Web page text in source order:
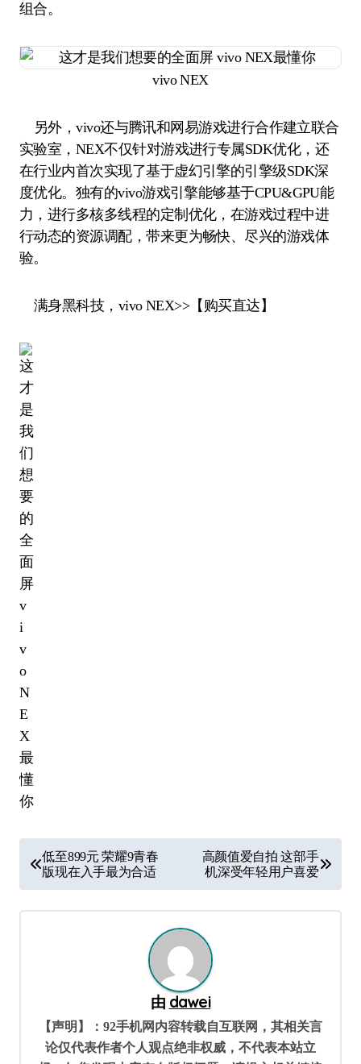
组合。
vivo NEX
另外，vivo还与腾讯和网易游戏进行合作建立联合
实验室，NEX不仅针对游戏进行专属SDK优化，还
在行业内首次实现了基于虚幻引擎的引擎级SDK深
度优化。独有的vivo游戏引擎能够基于CPU&GPU能
力，进行多核多线程的定制优化，在游戏过程中进
行动态的资源调配，带来更为畅快、尽兴的游戏体
验。
满身黑科技，vivo NEX>>【购买直达】
章
导
低至899元 荣耀9青春
版现在入手最为合适
高颜值爱自拍 这部手
机深受年轻用户喜爱
由 dawei
【声明】：92手机网内容转载自互联网，其相关言
论仅代表作者个人观点绝非权威，不代表本站立